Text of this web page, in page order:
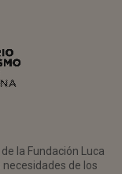
la Fundación Luca
de los